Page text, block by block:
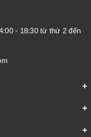
- 18:30 từ thứ 2 đến